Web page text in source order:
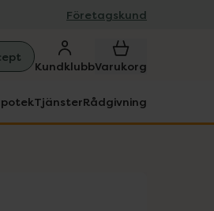
Företagskund
KundklubbVarukorg
TjänsterRådgivning